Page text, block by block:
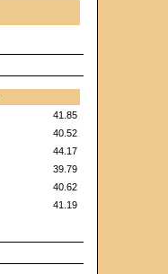
41.85
40.52
44.17
39.79
40.62
41.19